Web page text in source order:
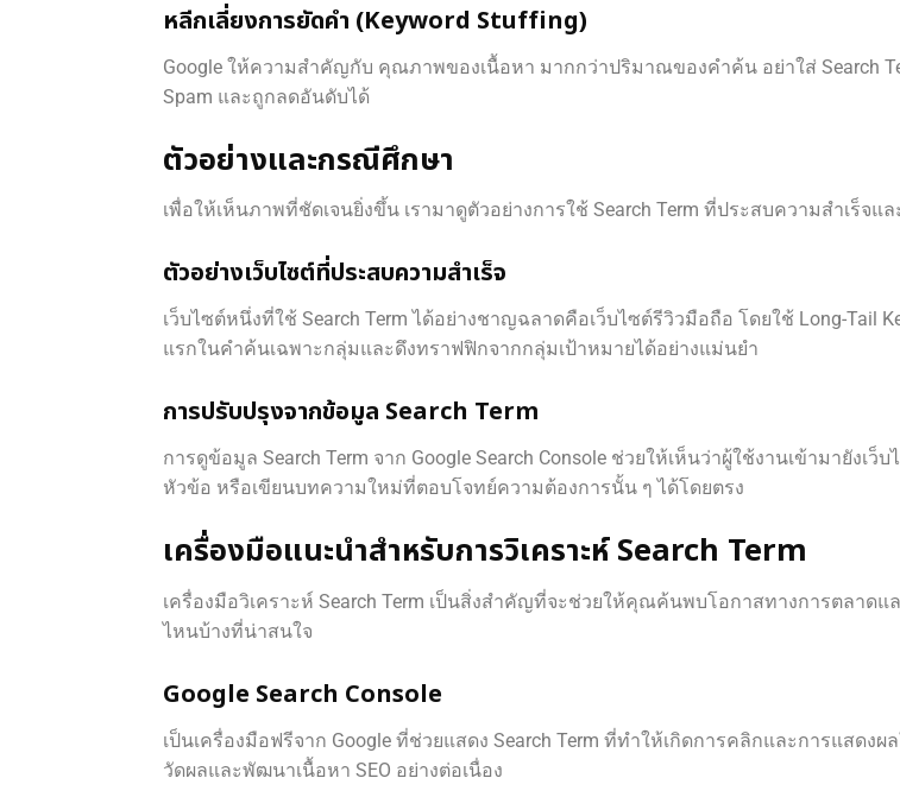
หลีกเลี่ยงการยัดคำ (Keyword Stuffing)
Google ให้ความสำคัญกับ คุณภาพของเนื้อหา มากกว่าปริมาณของคำค้น อย่าใส่ Search
Spam และถูกลดอันดับได้
ตัวอย่างและกรณีศึกษา
เพื่อให้เห็นภาพที่ชัดเจนยิ่งขึ้น เรามาดูตัวอย่างการใช้ Search Term ที่ประสบความสำเร็จ
ตัวอย่างเว็บไซต์ที่ประสบความสำเร็จ
เว็บไซต์หนึ่งที่ใช้ Search Term ได้อย่างชาญฉลาดคือเว็บไซต์รีวิวมือถือ โดยใช้ Long-Tail
แรกในคำค้นเฉพาะกลุ่มและดึงทราฟฟิกจากกลุ่มเป้าหมายได้อย่างแม่นยำ
การปรับปรุงจากข้อมูล Search Term
การดูข้อมูล Search Term จาก Google Search Console ช่วยให้เห็นว่าผู้ใช้งานเข้ามายัง
หัวข้อ หรือเขียนบทความใหม่ที่ตอบโจทย์ความต้องการนั้น ๆ ได้โดยตรง
เครื่องมือแนะนำสำหรับการวิเคราะห์ Search Term
เครื่องมือวิเคราะห์ Search Term เป็นสิ่งสำคัญที่จะช่วยให้คุณค้นพบโอกาสทางการตลาด
ไหนบ้างที่น่าสนใจ
Google Search Console
เป็นเครื่องมือฟรีจาก Google ที่ช่วยแสดง Search Term ที่ทำให้เกิดการคลิกและการแสดง
วัดผลและพัฒนาเนื้อหา SEO อย่างต่อเนื่อง